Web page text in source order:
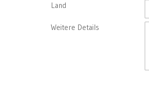
Land
Weitere Details